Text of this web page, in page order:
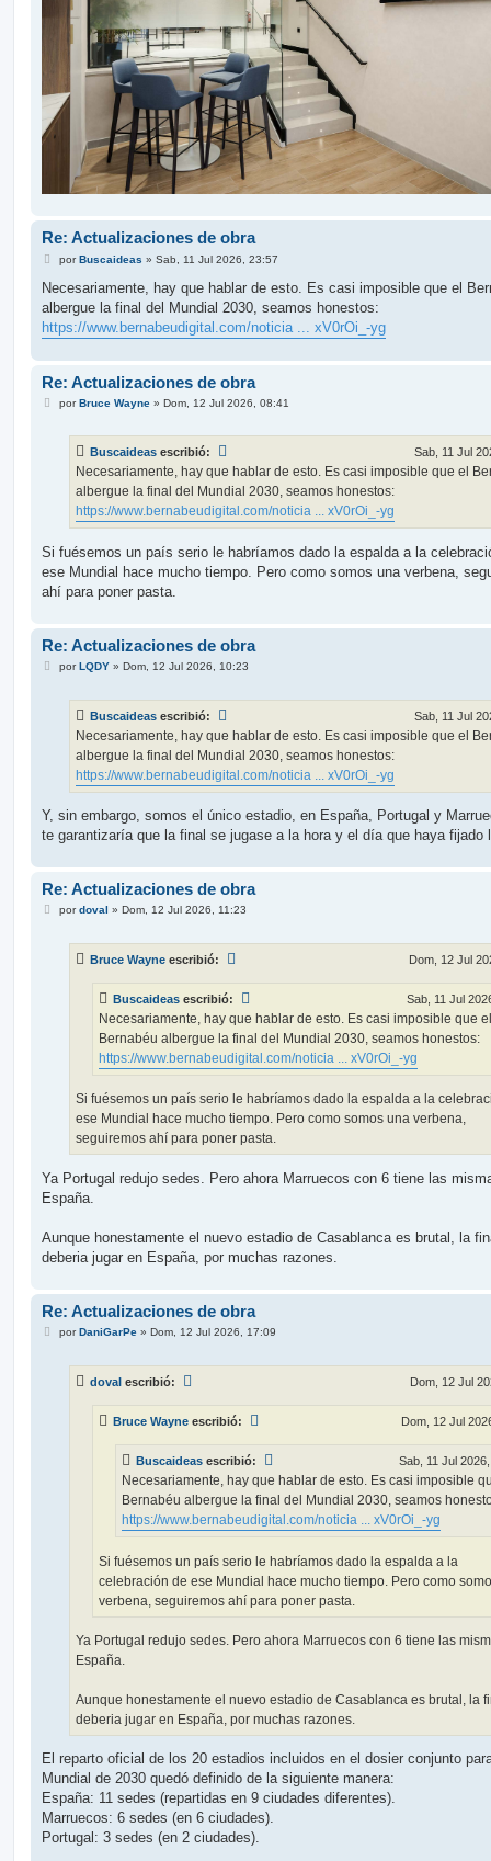
Re: Actualizaciones de obra
M
n
a
j
e
porBuscaideas » Sab, 11 Jul 2026, 23:57
Necesariamente, hay que hablar de esto. Es casi imposible que el
albergue la final del Mundial 2030, seamos honestos:
https://www.bernabeudigital.com/noticia ... xV0rOi_-yg
Re: Actualizaciones de obra
MporBruce Wayne» Dom, 12 Jul 2026, 08:41
Buscaideas escribió: Sab, 11 Jul
Necesariamente, hay que hablar de esto. Es casi imposible que el
albergue la final del Mundial 2030, seamos honestos:
https://www.bernabeudigital.com/noticia ... xV0rOi_-yg
Si fuésemos un país serio le habríamos dado la espalda a la
ese Mundial hace mucho tiempo. Pero como somos una verbena,
ahí para poner pasta.
Re: Actualizaciones de obra
MporLQDY» Dom, 12 Jul 2026, 10:23
Buscaideas escribió: Sab, 11 Jul
Necesariamente, hay que hablar de esto. Es casi imposible que el
albergue la final del Mundial 2030, seamos honestos:
https://www.bernabeudigital.com/noticia ... xV0rOi_-yg
Y, sin embargo, somos el único estadio, en España, Portugal y
te garantizaría que la final se jugase a la hora y el día que haya fijado
Re: Actualizaciones de obra
Mpordoval » Dom, 12 Jul 2026, 11:23
Bruce Wayne escribió: Dom, 12 Jul
Buscaideas escribió: Sab, 11 Jul
Necesariamente, hay que hablar de esto. Es casi imposible que el
Bernabéu albergue la final del Mundial 2030, seamos honestos:
https://www.bernabeudigital.com/noticia ... xV0rOi_-yg
Si fuésemos un país serio le habríamos dado la espalda a la
ese Mundial hace mucho tiempo. Pero como somos una verbena,
seguiremos ahí para poner pasta.
Ya Portugal redujo sedes. Pero ahora Marruecos con 6 tiene las
España.
Aunque honestamente el nuevo estadio de Casablanca es brutal, la
deberia jugar en España, por muchas razones.
Re: Actualizaciones de obra
MporDaniGarPe» Dom, 12 Jul 2026, 17:09
doval escribió: Dom, 12 Jul
Bruce Wayne escribió: Dom, 12 Jul
Buscaideas escribió: Sab, 11 Jul
Necesariamente, hay que hablar de esto. Es casi imposible
Bernabéu albergue la final del Mundial 2030, seamos
https://www.bernabeudigital.com/noticia ... xV0rOi_-yg
Si fuésemos un país serio le habríamos dado la espalda a la
celebración de ese Mundial hace mucho tiempo. Pero como
verbena, seguiremos ahí para poner pasta.
Ya Portugal redujo sedes. Pero ahora Marruecos con 6 tiene las
España.
Aunque honestamente el nuevo estadio de Casablanca es brutal, la
deberia jugar en España, por muchas razones.
El reparto oficial de los 20 estadios incluidos en el dosier conjunto
Mundial de 2030 quedó definido de la siguiente manera:
​España: 11 sedes (repartidas en 9 ciudades diferentes).
​Marruecos: 6 sedes (en 6 ciudades).
​Portugal: 3 sedes (en 2 ciudades).